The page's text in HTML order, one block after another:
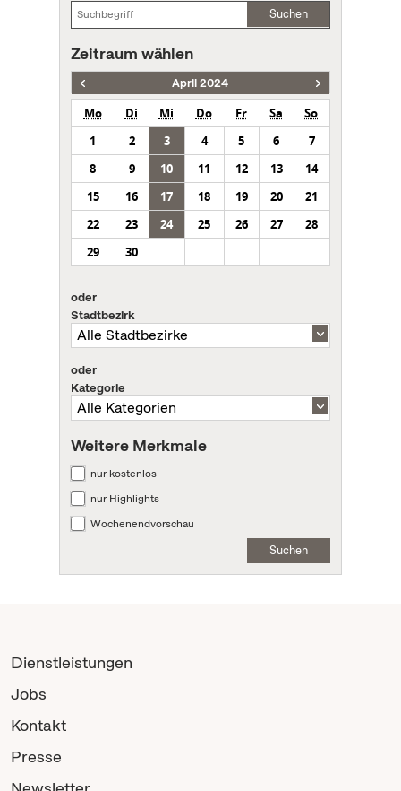
Suchen
Zeitraum wählen
April 2024
Mo Di Mi Do Fr Sa
So
1
2 3 4 5 6
7
8
9 10 11 12 13
14
15
16 17 18 19 20
21
22
23 24 25 26 27
28
29
30
oder
Stadtbezirk
oder
Kategorie
Weitere Merkmale
nur kostenlos
nur Highlights
Wochenendvorschau
Suchen
Dienstleistungen
Jobs
Kontakt
Presse